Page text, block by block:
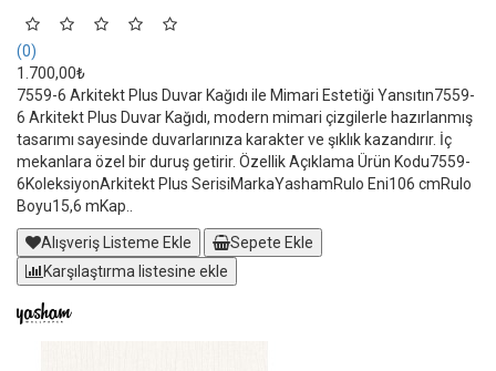
(0)
1.700,00₺
7559-6 Arkitekt Plus Duvar Kağıdı ile Mimari Estetiği Yansıtın7559-
6 Arkitekt Plus Duvar Kağıdı, modern mimari çizgilerle hazırlanmış
tasarımı sayesinde duvarlarınıza karakter ve şıklık kazandırır. İç
mekanlara özel bir duruş getirir. Özellik Açıklama Ürün Kodu7559-
6KoleksiyonArkitekt Plus SerisiMarkaYashamRulo Eni106 cmRulo
Boyu15,6 mKap..
Alışveriş Listeme Ekle
Sepete Ekle
Karşılaştırma listesine ekle